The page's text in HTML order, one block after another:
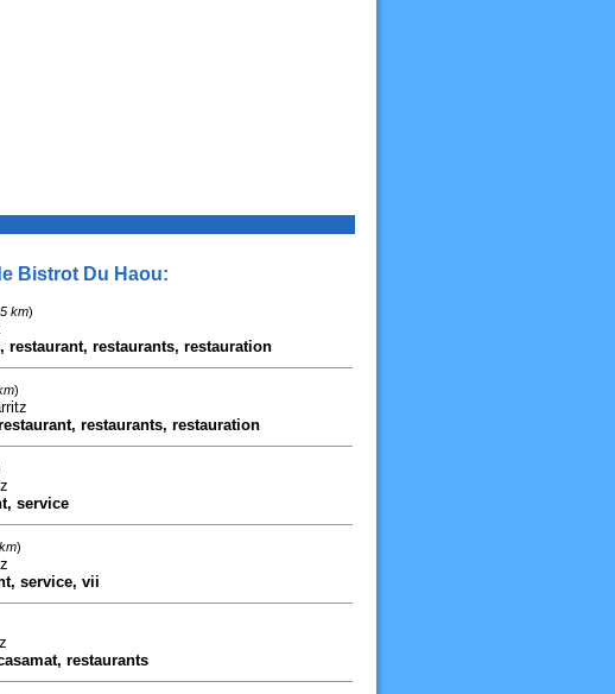
Bistrot Du Haou:
km)
restaurants, restauration
)
restaurants, restauration
service
)
service, vii
restaurants